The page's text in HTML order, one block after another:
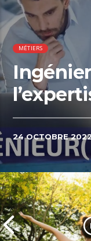
MÉTIERS
24 OCTOBRE